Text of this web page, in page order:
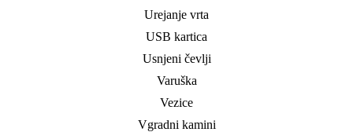
Urejanje vrta
USB kartica
Usnjeni čevlji
Varuška
Vezice
Vgradni kamini